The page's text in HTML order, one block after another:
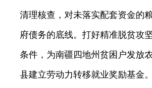
清理核查，对未落实配套资金的
府债务的底线。打好精准脱贫攻
条件， 为南疆四地州贫困户发放
县建立劳动力转移就业奖励基金